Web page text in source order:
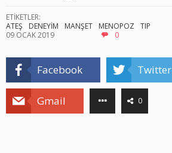
ETİKETLER:
ATEŞ
DENEYİM MANŞET MENOPOZ
TIP
09 OCAK 2019
0
Facebook Twitter
Gmail 0